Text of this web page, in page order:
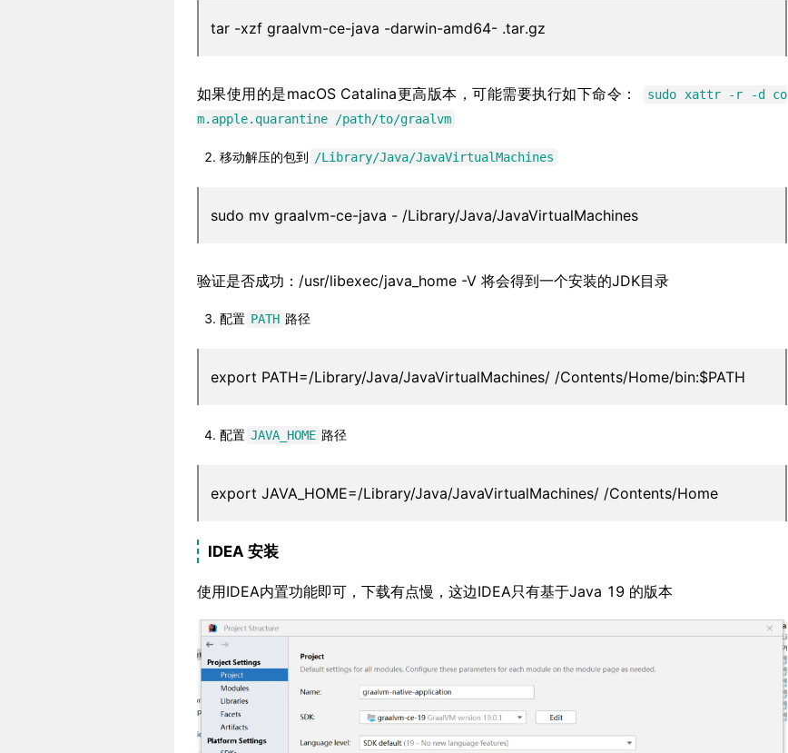
tar -xzf graalvm-ce-java -darwin-amd64- .tar.gz
如果使用的是macOS Catalina更高版本，可能需要执行如下命令：
sudo xattr -r -d co
m.apple.quarantine /path/to/graalvm
移动解压的包到 /Library/Java/JavaVirtualMachines
sudo mv graalvm-ce-java - /Library/Java/JavaVirtualMachines
验证是否成功：/usr/libexec/java_home -V 将会得到一个安装的JDK目录
配置 PATH 路径
export PATH=/Library/Java/JavaVirtualMachines//Contents/Home/bin:$PATH
配置 JAVA_HOME 路径
export JAVA_HOME=/Library/Java/JavaVirtualMachines//Contents/Home
IDEA 安装
使用IDEA内置功能即可，下载有点慢，这边IDEA只有基于Java 19 的版本